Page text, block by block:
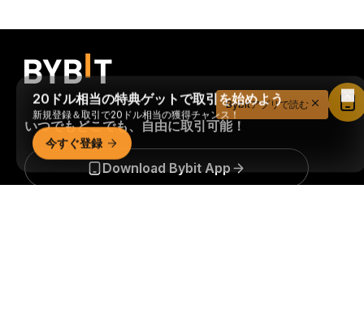
いつでもどこでも、自由に取引可能！
Download Bybit App
20ドル相当の特典ゲットで取引を始めよう
新規登録＆取引で20ドル相当の獲得チャンス！
今すぐ登録
Bybitアプリで読む